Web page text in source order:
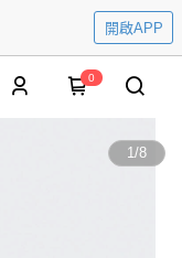
開啟APP
0
1/8